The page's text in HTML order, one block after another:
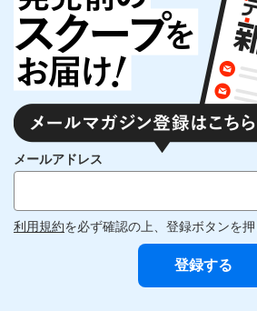
メールアドレス
利用規約を必ず確認の上、登録ボタンを押